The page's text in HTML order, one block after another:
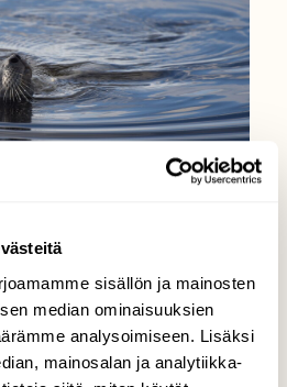
sisällön ja mainosten
median ominaisuuksien
analysoimiseen. Lisäksi
mainosalan ja analytiikka-
viittaa siihen,
voi olla
ehdottava
nyt valmisteilla